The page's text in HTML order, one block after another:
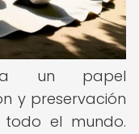
un papel
y preservación
el mundo.